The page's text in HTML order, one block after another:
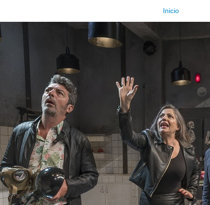
Inicio